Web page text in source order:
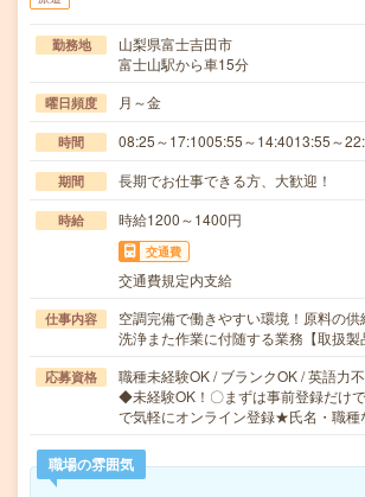
勤務地
山梨県富士吉田市
富士山駅から車15分
曜日頻度 月～金
時間 08:25～17:1005:55～14:4013:55～
期間 長期でお仕事できる方、大歓迎！
時給 時給1200～1400円
交通費
交通費規定内支給
仕事内容
空調完備で働きやすい環境！原料の
洗浄また作業に付随する業務【取扱
応募資格
職種未経験OK / ブランクOK / 英語力
◆未経験OK！〇まずは事前登録だけ
で気軽にオンライン登録★氏名・職
職場の雰囲気